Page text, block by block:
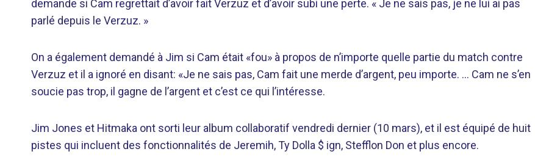
demande si Cam regrettait d’avoir fait Verzuz et d’avoir subi une perte. « Je ne sais pas, je ne lui ai pas
parlé depuis le Verzuz. »
On a également demandé à Jim si Cam était «fou» à propos de n’importe quelle partie du match contre
Verzuz et il a ignoré en disant: «Je ne sais pas, Cam fait une merde d’argent, peu importe. … Cam ne s’en
soucie pas trop, il gagne de l’argent et c’est ce qui l’intéresse.
Jim Jones et Hitmaka ont sorti leur album collaboratif vendredi dernier (10 mars), et il est équipé de huit
pistes qui incluent des fonctionnalités de Jeremih, Ty Dolla $ ign, Stefflon Don et plus encore.